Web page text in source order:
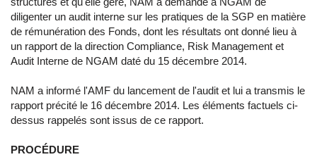
diligenter un audit interne sur les pratiques de la SGP en matière
de rémunération des Fonds, dont les résultats ont donné lieu à
un rapport de la direction Compliance, Risk Management et
Audit Interne de NGAM daté du 15 décembre 2014.
NAM a informé l'AMF du lancement de l'audit et lui a transmis le
rapport précité le 16 décembre 2014. Les éléments factuels ci-
dessus rappelés sont issus de ce rapport.
PROCÉDURE